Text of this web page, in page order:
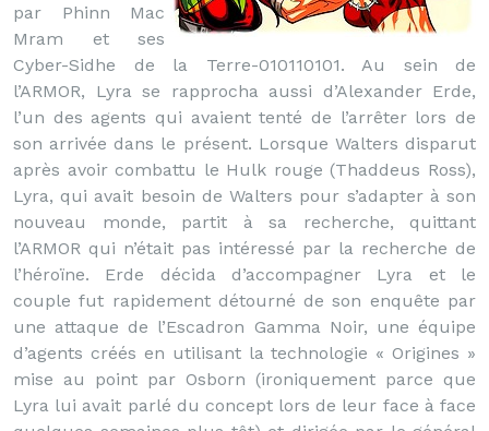
par Phinn Mac
Mram et ses
Cyber-Sidhe de la Terre-010110101. Au sein de
l’ARMOR, Lyra se rapprocha aussi d’Alexander Erde,
l’un des agents qui avaient tenté de l’arrêter lors de
son arrivée dans le présent. Lorsque Walters disparut
après avoir combattu le Hulk rouge (Thaddeus Ross),
Lyra, qui avait besoin de Walters pour s’adapter à son
nouveau monde, partit à sa recherche, quittant
l’ARMOR qui n’était pas intéressé par la recherche de
l’héroïne. Erde décida d’accompagner Lyra et le
couple fut rapidement détourné de son enquête par
une attaque de l’Escadron Gamma Noir, une équipe
d’agents créés en utilisant la technologie « Origines »
mise au point par Osborn (ironiquement parce que
Lyra lui avait parlé du concept lors de leur face à face